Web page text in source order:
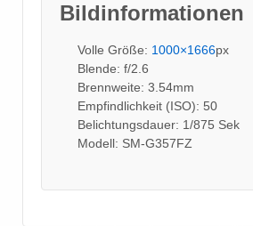
Bildinformationen
Volle Größe: 1000×1666px
Blende: f/2.6
Brennweite: 3.54mm
Empfindlichkeit (ISO): 50
Belichtungsdauer: 1/875 Sek
Modell: SM-G357FZ